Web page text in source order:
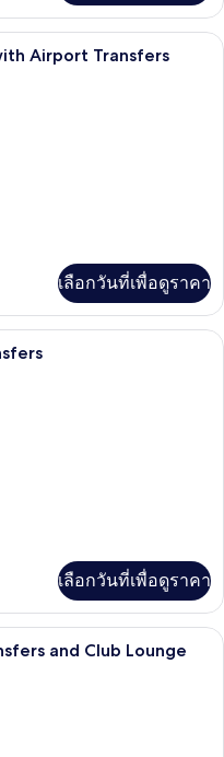
องนอน, เครื่องนอนระดับพรีเมียม,
Airport Transfers
เลือกวันที่เพื่อดูราคา
องนอน, เครื่องนอนระดับพรีเมียม,
เลือกวันที่เพื่อดูราคา
Suite with Airport
and Club Lounge